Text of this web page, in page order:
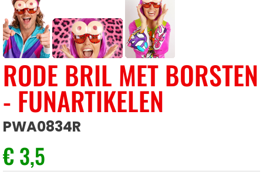
RODE BRIL MET BORSTEN
- FUNARTIKELEN
PWA0834R
€ 3,5